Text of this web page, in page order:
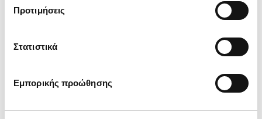
Προτιμήσεις
Στατιστικά
Εμπορικής προώθησης